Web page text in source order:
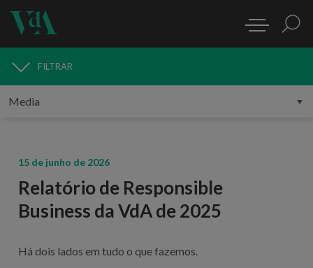
MEDIA
FILTRAR
15 de junho de 2026
Relatório de Responsible
Business da VdA de 2025
Há dois lados em tudo o que fazemos.